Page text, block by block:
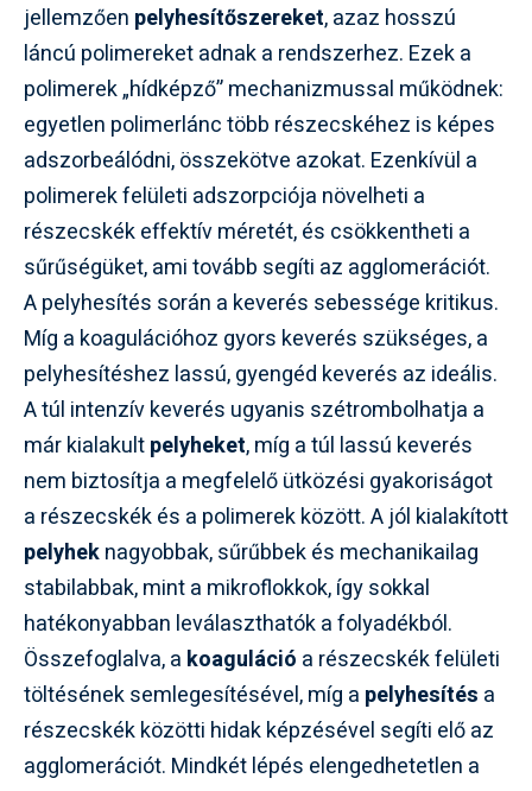
jellemzően pelyhesítőszereket, azaz hosszú
láncú polimereket adnak a rendszerhez. Ezek a
polimerek „hídképző” mechanizmussal működnek:
egyetlen polimerlánc több részecskéhez is képes
adszorbeálódni, összekötve azokat. Ezenkívül a
polimerek felületi adszorpciója növelheti a
részecskék effektív méretét, és csökkentheti a
sűrűségüket, ami tovább segíti az agglomerációt.
A pelyhesítés során a keverés sebessége kritikus.
Míg a koagulációhoz gyors keverés szükséges, a
pelyhesítéshez lassú, gyengéd keverés az ideális.
A túl intenzív keverés ugyanis szétrombolhatja a
már kialakultpelyheket, míg a túl lassú keverés
nem biztosítja a megfelelő ütközési gyakoriságot
a részecskék és a polimerek között. A jól kialakított
pelyheknagyobbak, sűrűbbek és mechanikailag
stabilabbak, mint a mikroflokkok, így sokkal
hatékonyabban leválaszthatók a folyadékból.
Összefoglalva, a koaguláció a részecskék felületi
töltésének semlegesítésével, míg a pelyhesítés a
részecskék közötti hidak képzésével segíti elő az
agglomerációt. Mindkét lépés elengedhetetlen a